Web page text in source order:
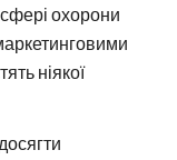
охорони
ніякої